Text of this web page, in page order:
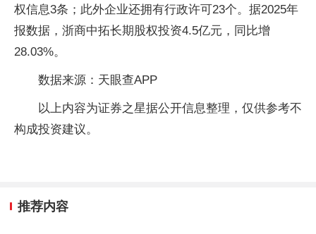
权信息3条；此外企业还拥有行政许可23个。据2025年
报数据，浙商中拓长期股权投资4.5亿元，同比增
28.03%。
数据来源：天眼查APP
以上内容为证券之星据公开信息整理，仅供参考不
构成投资建议。
推荐内容